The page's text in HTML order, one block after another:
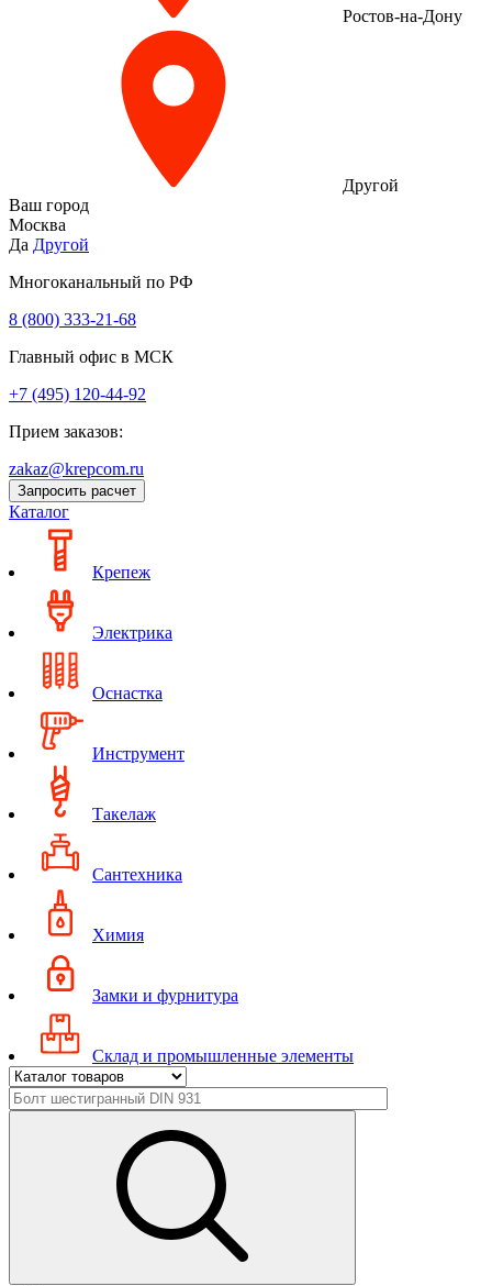
Ростов-на-Дону
Другой
Ваш город
Москва
Да Другой
Многоканальный по РФ
8 (800) 333‑21-68
Главный офис в МСК
+7 (495) 120-44-92
Прием заказов:
zakaz@krepcom.ru
Запросить расчет
Каталог
Крепеж
Электрика
Оснастка
Инструмент
Такелаж
Сантехника
Химия
Замки и фурнитура
Склад и промышленные элементы